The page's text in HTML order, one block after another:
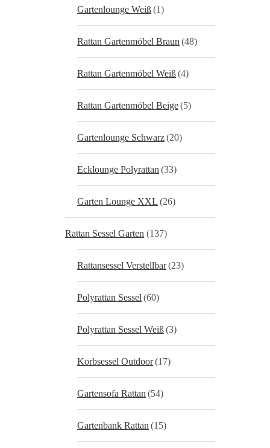
Gartenlounge Weiß(1)
Rattan Gartenmöbel Braun (48)
Rattan Gartenmöbel Weiß(4)
Rattan Gartenmöbel Beige(5)
Gartenlounge Schwarz(20)
Ecklounge Polyrattan (33)
Garten Lounge XXL (26)
Rattan Sessel Garten (137)
Rattansessel Verstellbar(23)
Polyrattan Sessel (60)
Polyrattan Sessel Weiß(3)
Korbsessel Outdoor(17)
Gartensofa Rattan (54)
Gartenbank Rattan (15)